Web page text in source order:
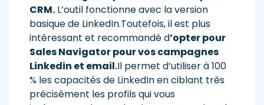
CRM. L’outil fonctionne avec la version
basique de LinkedIn.Toutefois, il est plus
intéressant et recommandé d’opter pour
Sales Navigator pour vos campagnes
Linkedin et email.Il permet d’utiliser à 100
% les capacités de LinkedIn en ciblant très
précisément les profils qui vous